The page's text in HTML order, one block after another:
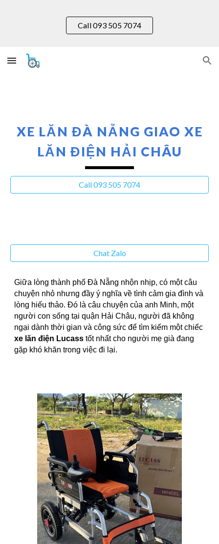
Skip to main content Skip to navigation
Call 093 505 7074
XE LĂN ĐÀ NẴNG GIAO XE
LĂN ĐIỆN HẢI CHÂU
Call 093 505 7074
Chat Zalo
Giữa lòng thành phố Đà Nẵng nhộn nhịp, có một câu
chuyện nhỏ nhưng đầy ý nghĩa về tình cảm gia đình và
lòng hiếu thảo. Đó là câu chuyện của anh Minh, một
người con sống tại quận Hải Châu, người đã không
ngại dành thời gian và công sức để tìm kiếm một chiếc
xe lăn điện Lucass tốt nhất cho người mẹ già đang
gặp khó khăn trong việc đi lại.